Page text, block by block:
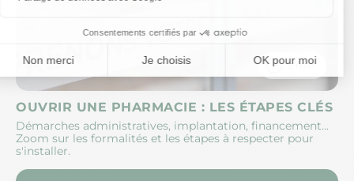
5 min
OUVRIR UNE PHARMACIE : LES ÉTAPES CLÉS
Démarches administratives, implantation, financement...
Zoom sur les formalités et les étapes à respecter pour
s'installer.